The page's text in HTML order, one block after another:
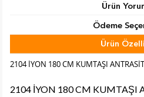
Ürün
Ürün
Ödeme
Tab
2104 İYON 180 CM KUMTAŞI
2104 İYON 180 CM KUMTAŞI